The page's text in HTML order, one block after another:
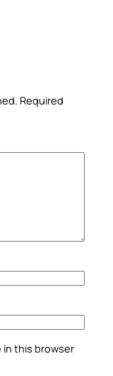
Required
in this browser